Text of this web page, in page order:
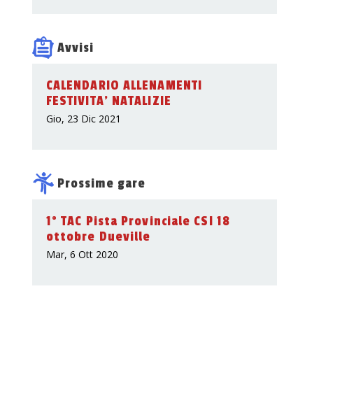
Avvisi
CALENDARIO ALLENAMENTI
FESTIVITA' NATALIZIE
Gio, 23 Dic 2021
Prossime gare
1° TAC Pista Provinciale CSI 18
ottobre Dueville
Mar, 6 Ott 2020